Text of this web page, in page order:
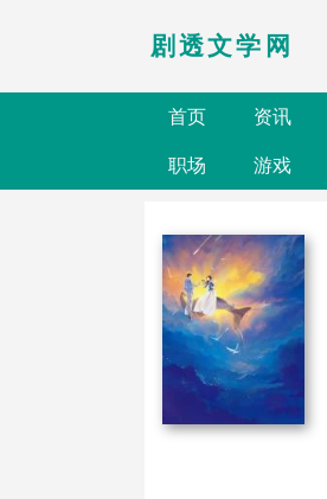
剧透文学网
首页 资讯
职场 游戏